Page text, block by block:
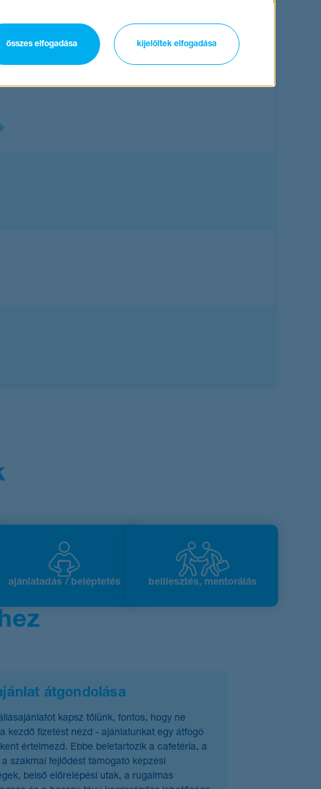
összes elfogadása kijelöltek elfogadása
ajánlatadás / beléptetés beillesztés, mentorálás
átgondolása
kapsz tőlünk, fontos, hogy ne
kezdő fizetést nézd - ajánlatunkat egy átfogó
értelmezd. Ebbe beletartozik a cafetéria, a
a szakmai fejlődést támogató képzési
belső előrelépési utak, a rugalmas